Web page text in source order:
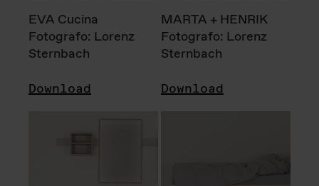
EVA Cucina
Fotografo: Lorenz
Sternbach
Download
MARTA + HENRIK
Fotografo: Lorenz
Sternbach
Download